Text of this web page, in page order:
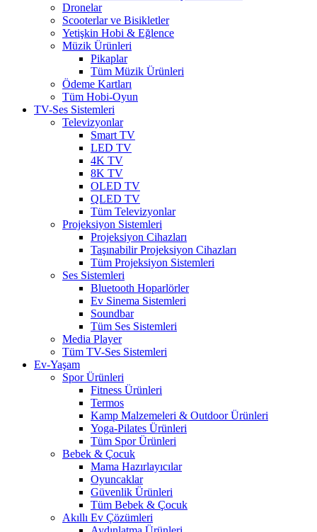
Dronelar
Scooterlar ve Bisikletler
Yetişkin Hobi & Eğlence
Müzik Ürünleri
Pikaplar
Tüm Müzik Ürünleri
Ödeme Kartları
Tüm Hobi-Oyun
TV-Ses Sistemleri
Televizyonlar
Smart TV
LED TV
4K TV
8K TV
OLED TV
QLED TV
Tüm Televizyonlar
Projeksiyon Sistemleri
Projeksiyon Cihazları
Taşınabilir Projeksiyon Cihazları
Tüm Projeksiyon Sistemleri
Ses Sistemleri
Bluetooth Hoparlörler
Ev Sinema Sistemleri
Soundbar
Tüm Ses Sistemleri
Media Player
Tüm TV-Ses Sistemleri
Ev-Yaşam
Spor Ürünleri
Fitness Ürünleri
Termos
Kamp Malzemeleri & Outdoor Ürünleri
Yoga-Pilates Ürünleri
Tüm Spor Ürünleri
Bebek & Çocuk
Mama Hazırlayıcılar
Oyuncaklar
Güvenlik Ürünleri
Tüm Bebek & Çocuk
Akıllı Ev Çözümleri